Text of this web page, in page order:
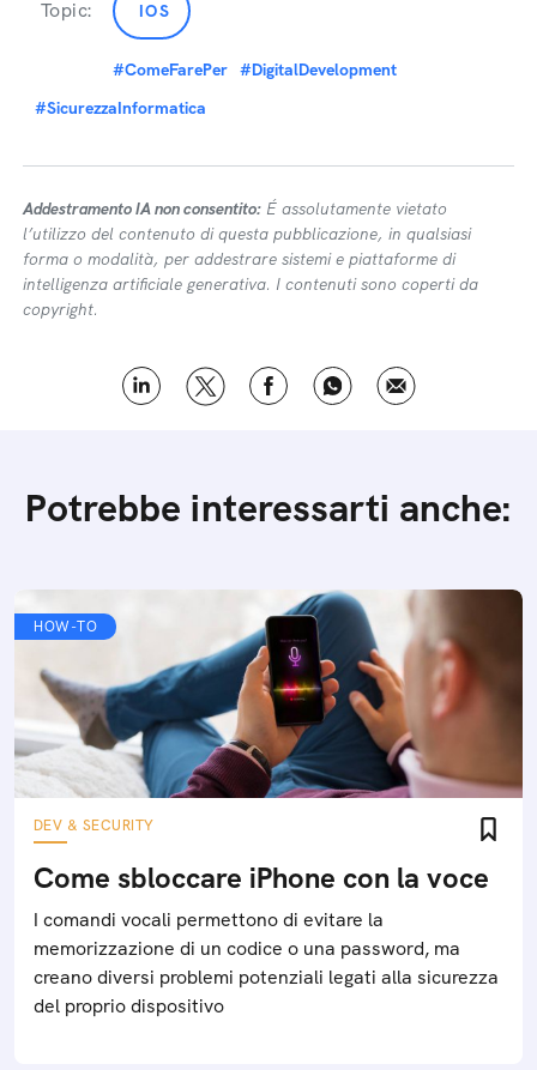
Topic: IOS
#ComeFarePer #DigitalDevelopment
#SicurezzaInformatica
Addestramento IA non consentito: É assolutamente vietato
l’utilizzo del contenuto di questa pubblicazione, in qualsiasi
forma o modalità, per addestrare sistemi e piattaforme di
intelligenza artificiale generativa. I contenuti sono coperti da
copyright.
Potrebbe interessarti anche:
HOW-TO
DEV & SECURITY
Come sbloccare iPhone con la voce
I comandi vocali permettono di evitare la
memorizzazione di un codice o una password, ma
creano diversi problemi potenziali legati alla sicurezza
del proprio dispositivo